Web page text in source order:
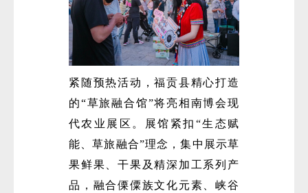
紧随预热活动，福贡县精心打造
的“草旅融合馆”将亮相南博会现
代农业展区。展馆紧扣“生态赋
能、草旅融合”理念，集中展示草
果鲜果、干果及精深加工系列产
品，融合傈僳族文化元素、峡谷